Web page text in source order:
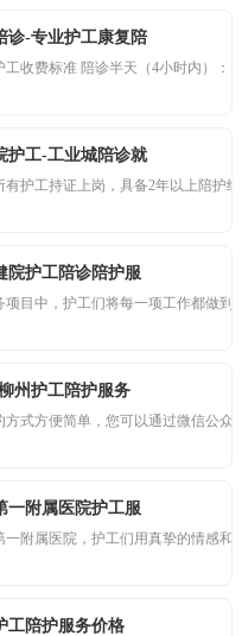
诊-专业护工康复陪
收费标准 陪诊半天（4小时内）：
护工-工业城陪诊就
护工持证上岗，具备2年以上陪护经
院护工陪诊陪护服
项目中，护工们将每一项工作都做到
州护工陪护服务
方式方便简单，您可以通过微信公众
一附属医院护工服
一附属医院，护工们用真挚的情感和
工陪护服务价格